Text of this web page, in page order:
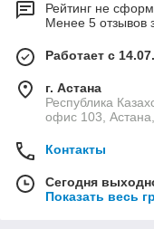
Рейтинг не
Менее 5 отзывов
Работает с
г. Астана
Республика
офис 103,
Контакты
Сегодня
Показать весь